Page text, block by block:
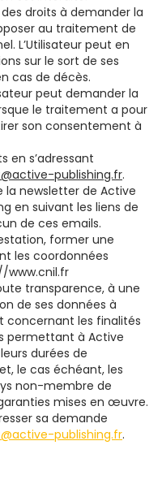
droits à demander la
au traitement de
L’Utilisateur peut en
sur le sort de ses
cas de décès.
peut demander la
le traitement a pour
son consentement à
en s’adressant
publishing.fr.
la newsletter de Active
en suivant les liens de
de ces emails.
former une
les coordonnées
www.cnil.fr
transparence, à une
de ses données à
concernant les finalités
permettant à Active
durées de
le cas échéant, les
non-membre de
mises en œuvre.
sa demande
publishing.fr.